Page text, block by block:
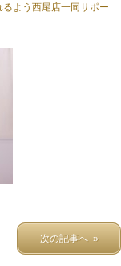
よう西尾店一同サポー
次の記事へ »